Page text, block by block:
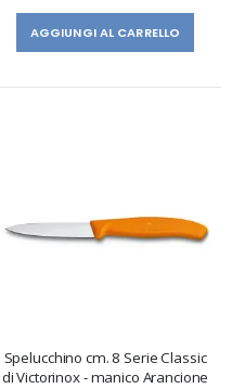
AGGIUNGI AL CARRELLO
Spelucchino cm. 8 Serie Classic
di Victorinox - manico Arancione